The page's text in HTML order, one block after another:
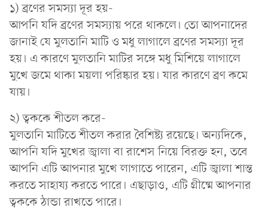
১) ব্রণের সমস্যা দূর হয়-
আপনি যদি ব্রণের সমস্যায় পরে থাকলে। তো আপনাদের
জানাই যে মুলতানি মাটি ও মধু লাগালে ব্রণের সমস্যা দূর
হয়। এ কারণে মুলতানি মাটির সঙ্গে মধু মিশিয়ে লাগালে
মুখে জমে থাকা ময়লা পরিষ্কার হয়। যার কারণে ব্রণ কমে
যায়।
২) ত্বককে শীতল করে-
মুলতানি মাটিতে শীতল করার বৈশিষ্ট্য রয়েছে। অন্যদিকে,
আপনি যদি মুখের জ্বালা বা রাশেস নিয়ে বিরক্ত হন, তবে
আপনি এটি আপনার মুখে লাগাতে পারেন, এটি জ্বালা শান্ত
করতে সাহায্য করতে পারে। এছাড়াও, এটি গ্রীষ্মে আপনার
ত্বককে ঠান্ডা রাখতে পারে।